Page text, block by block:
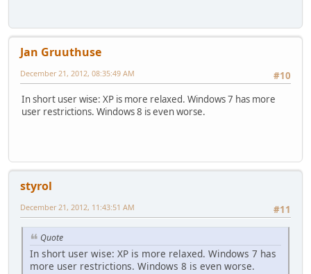
Jan Gruuthuse
#10
December 21, 2012, 08:35:49 AM
In short user wise: XP is more relaxed. Windows 7 has more
user restrictions. Windows 8 is even worse.
styrol
#11
December 21, 2012, 11:43:51 AM
Quote
In short user wise: XP is more relaxed. Windows 7 has
more user restrictions. Windows 8 is even worse.